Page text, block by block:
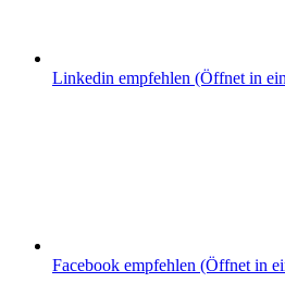
Linkedin empfehlen (Öffnet in
Facebook empfehlen (Öffnet in